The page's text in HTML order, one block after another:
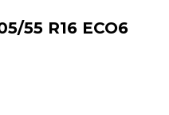
55 R16 ECO6